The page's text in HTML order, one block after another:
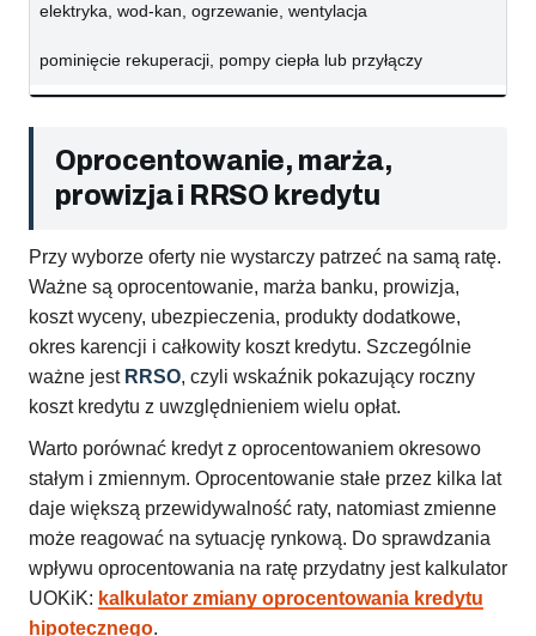
elektryka, wod-kan, ogrzewanie, wentylacja
pominięcie rekuperacji, pompy ciepła lub przyłączy
Oprocentowanie, marża,
prowizja i RRSO kredytu
Przy wyborze oferty nie wystarczy patrzeć na samą ratę.
Ważne są oprocentowanie, marża banku, prowizja,
koszt wyceny, ubezpieczenia, produkty dodatkowe,
okres karencji i całkowity koszt kredytu. Szczególnie
ważne jest RRSO, czyli wskaźnik pokazujący roczny
koszt kredytu z uwzględnieniem wielu opłat.
Warto porównać kredyt z oprocentowaniem okresowo
stałym i zmiennym. Oprocentowanie stałe przez kilka lat
daje większą przewidywalność raty, natomiast zmienne
może reagować na sytuację rynkową. Do sprawdzania
wpływu oprocentowania na ratę przydatny jest kalkulator
UOKiK: kalkulator zmiany oprocentowania kredytu
hipotecznego.